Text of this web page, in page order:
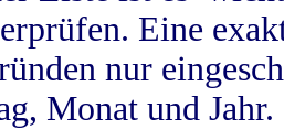
Eine
nur
Monat und Jahr.